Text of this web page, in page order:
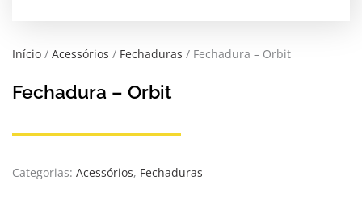
Início / Acessórios / Fechaduras / Fechadura – Orbit
Fechadura – Orbit
Categorias: Acessórios, Fechaduras